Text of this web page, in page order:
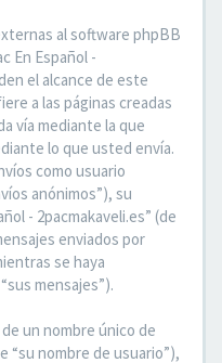
al software phpBB
En Español -
el alcance de este
a las páginas creadas
vía mediante la que
lo que usted envía.
como usuario
anónimos”), su
- 2pacmakaveli.es” (de
enviados por
se haya
mensajes”).
un nombre único de
“su nombre de usuario”),